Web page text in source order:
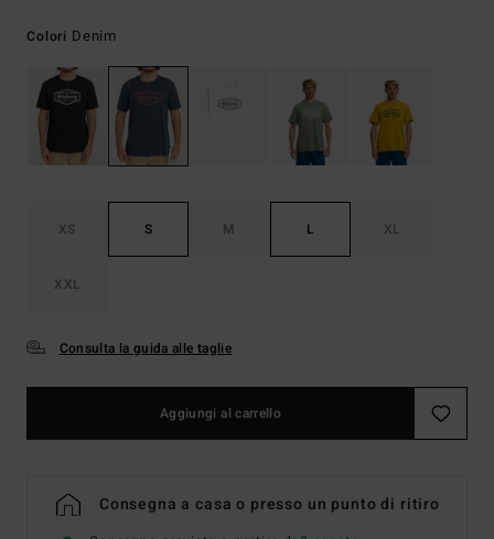
Colori Denim
XS S M L XL
XXL
Consulta la guida alle taglie
Aggiungi al carrello
Consegna a casa o presso un punto di ritiro